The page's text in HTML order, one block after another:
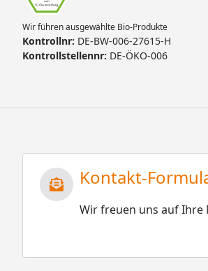
Wir führen ausgewählte Bio-Produkte
Kontrollnr: DE-BW-006-27615-H
Kontrollstellennr: DE-ÖKO-006
Kontakt-
Wir freuen uns auf Ihre